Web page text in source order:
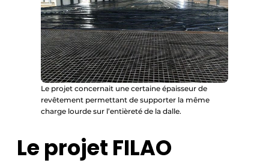
Le projet concernait une certaine épaisseur de
revêtement permettant de supporter la même
charge lourde sur l’entièreté de la dalle.
Le projet FILAO